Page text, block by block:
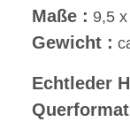
Maße : 9,5
Gewicht :
Echtleder
Querformat